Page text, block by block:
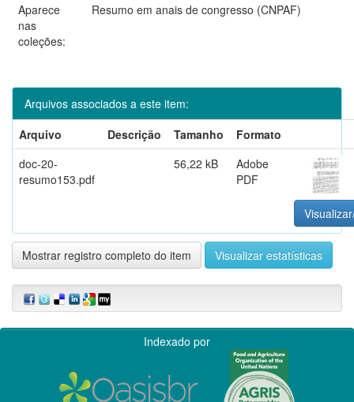
Aparece
nas
coleções:
Resumo em anais de congresso (CNPAF)
Arquivos associados a este item:
Arquivo
Descrição Tamanho
Formato
doc-20-
resumo153.pdf
56,22 kB
Adobe
PDF
Mostrar registro completo do item Visualizar estatísticas
Indexado por